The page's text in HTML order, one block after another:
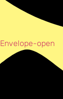
Envelope-open